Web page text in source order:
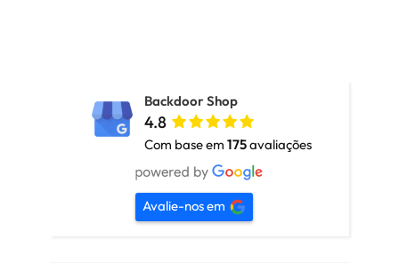
Backdoor Shop
4.8
Com base em 175avaliações
Avalie-nos em